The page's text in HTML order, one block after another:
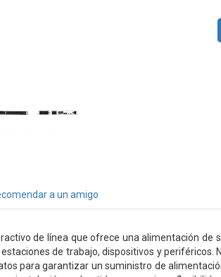
a un amigo
de línea que ofrece una alimentación
de trabajo, dispositivos y
para garantizar un suministro de